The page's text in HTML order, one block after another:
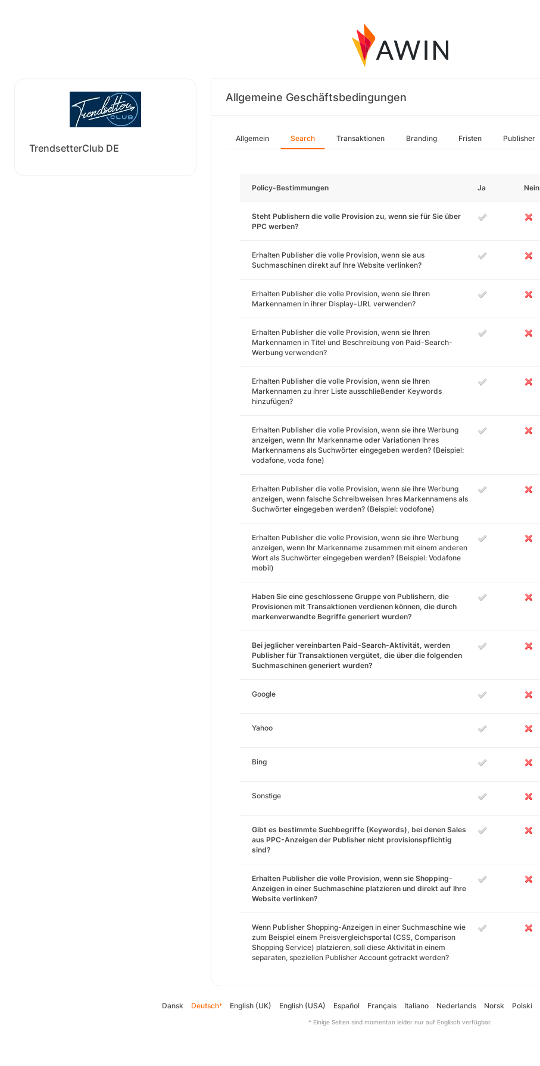
TrendsetterClub DE
Allgemeine Geschäftsbedingungen
Allgemein Search Transaktionen Branding Fristen Publisher
Policy-Bestimmungen Ja Nein
Steht Publishern die volle Provision zu, wenn sie für Sie über
PPC werben?
Erhalten Publisher die volle Provision, wenn sie aus
Suchmaschinen direkt auf Ihre Website verlinken?
Erhalten Publisher die volle Provision, wenn sie Ihren
Markennamen in ihrer Display-URL verwenden?
Erhalten Publisher die volle Provision, wenn sie Ihren
Markennamen in Titel und Beschreibung von Paid-Search-
Werbung verwenden?
Erhalten Publisher die volle Provision, wenn sie Ihren
Markennamen zu ihrer Liste ausschließender Keywords
hinzufügen?
Erhalten Publisher die volle Provision, wenn sie ihre Werbung
anzeigen, wenn Ihr Markenname oder Variationen Ihres
Markennamens als Suchwörter eingegeben werden? (Beispiel:
vodafone, voda fone)
Erhalten Publisher die volle Provision, wenn sie ihre Werbung
anzeigen, wenn falsche Schreibweisen Ihres Markennamens als
Suchwörter eingegeben werden? (Beispiel: vodofone)
Erhalten Publisher die volle Provision, wenn sie ihre Werbung
anzeigen, wenn Ihr Markenname zusammen mit einem anderen
Wort als Suchwörter eingegeben werden? (Beispiel: Vodafone
mobil)
Haben Sie eine geschlossene Gruppe von Publishern, die
Provisionen mit Transaktionen verdienen können, die durch
markenverwandte Begriffe generiert wurden?
Bei jeglicher vereinbarten Paid-Search-Aktivität, werden
Publisher für Transaktionen vergütet, die über die folgenden
Suchmaschinen generiert wurden?
Google
Yahoo
Bing
Sonstige
Gibt es bestimmte Suchbegriffe (Keywords), bei denen Sales
aus PPC-Anzeigen der Publisher nicht provisionspflichtig
sind?
Erhalten Publisher die volle Provision, wenn sie Shopping-
Anzeigen in einer Suchmaschine platzieren und direkt auf Ihre
Website verlinken?
Wenn Publisher Shopping-Anzeigen in einer Suchmaschine wie
zum Beispiel einem Preisvergleichsportal (CSS, Comparison
Shopping Service) platzieren, soll diese Aktivität in einem
separaten, speziellen Publisher Account getrackt werden?
Dansk Deutsch* English (UK) English (USA) Español Français Italiano Nederlands Norsk Polski
* Einige Seiten sind momentan leider nur auf Englisch verfügbar.